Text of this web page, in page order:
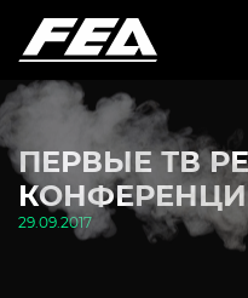
ПЕРВЫЕ ТВ
29.09.2017